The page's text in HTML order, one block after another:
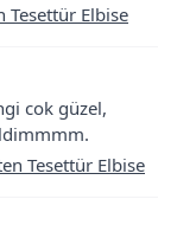
Tesettür Elbise
cok güzel,
Tesettür Elbise